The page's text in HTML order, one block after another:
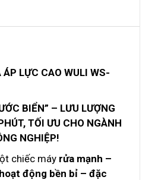
ÁP LỰC CAO WULI WS-
BIỂN” – LƯU LƯỢNG
TỐI ƯU CHO NGÀNH
NGHIỆP!
chiếc máy rửa mạnh –
động bền bỉ – đặc